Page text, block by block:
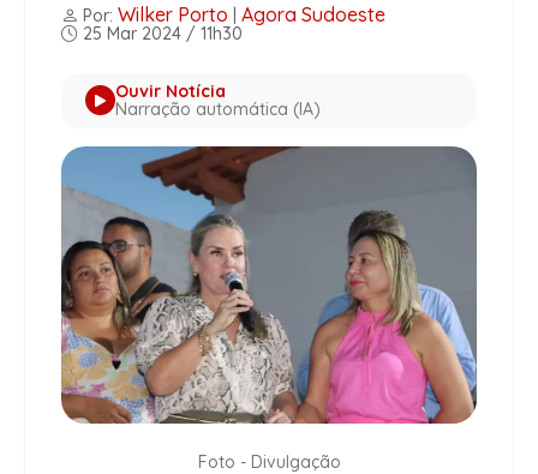
Por: Wilker Porto Agora Sudoeste
25 Mar 2024 / 11h30
Ouvir Notícia
Narração automática (IA)
Foto - Divulgação